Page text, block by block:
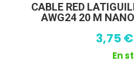
CABLE RED
AWG24 20 M
3,75€
En